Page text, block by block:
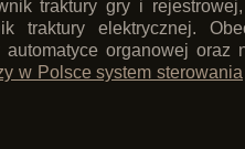
traktury gry i
traktury elektrycznej.
automatyce organowej
w Polsce system sterowania